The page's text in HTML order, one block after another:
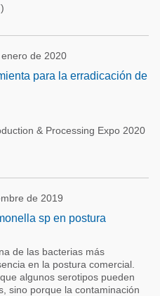
de 2020
para la erradicación de
& Processing Expo 2020
de 2019
sp en postura
de las bacterias más
en la postura comercial.
algunos serotipos pueden
sino porque la contaminación